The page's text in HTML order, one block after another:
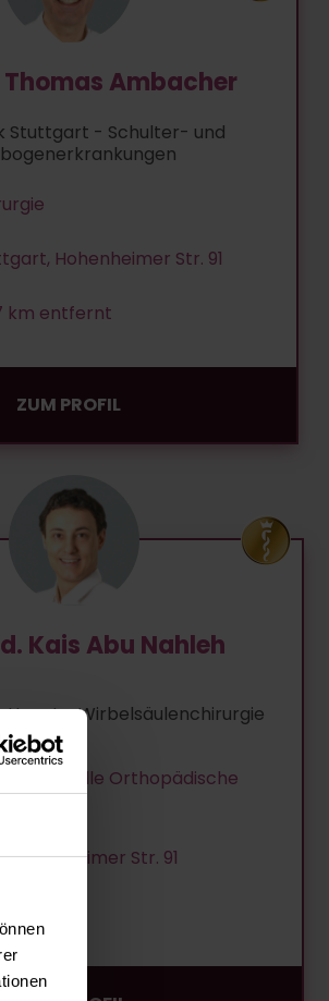
Thomas Ambacher
Stuttgart - Schulter- und
Hohenheimer Str. 91
km entfernt
ZUM PROFIL
Kais Abu Nahleh
- Wirbelsäulenchirurgie
Spezielle Orthopädische
Str. 91